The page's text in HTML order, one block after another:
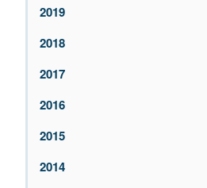
2019
2018
2017
2016
2015
2014